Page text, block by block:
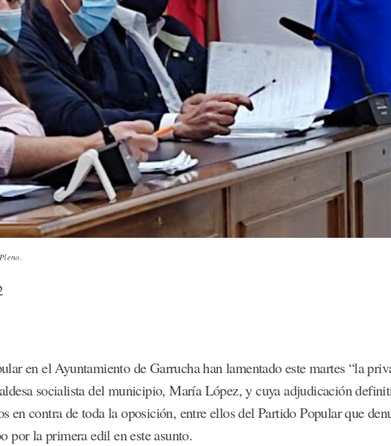
en el Ayuntamiento de Garrucha han lamentado este martes “la
socialista del municipio, María López, y cuya adjudicación
en contra de toda la oposición, entre ellos del Partido Popular que
por la primera edil en este asunto.